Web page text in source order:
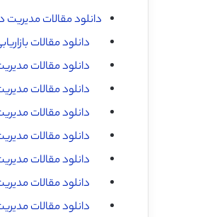
دانلود مقالات مدیریت
دانلود مقالات
دانلود مقالات
دانلود مقالات
دانلود مقالات
دانلود مقالات
دانلود مقالات
دانلود مقالات
دانلود مقالات